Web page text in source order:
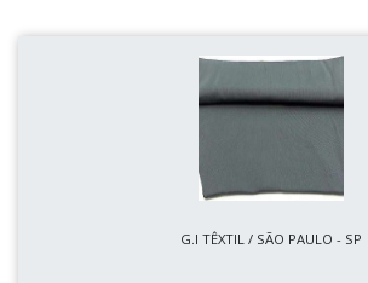
G.I TÊXTIL / SÃO PAULO - SP